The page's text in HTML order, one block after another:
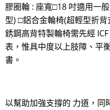
膠圈輪 : 座寬□18 吋適用一
型) □鋁合金輪椅(超輕型折
銹鋼高背特製輪椅需先經
表，惟具中度以上肢障、平
書。
以幫助加強支撐的 力道，同